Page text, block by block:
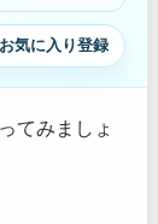
お気に入り登録
てみましょ